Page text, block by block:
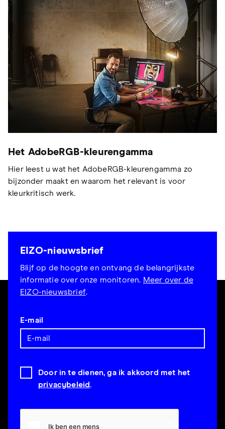
Het AdobeRGB-kleurengamma
Hier leest u wat het AdobeRGB-kleurengamma zo
bijzonder maakt en waarom het relevant is voor
kleurkritisch werk.
EIZO-nieuwsbrief
Blijf op de hoogte en ontvang de belangrijkste
informatie over onze monitoren. Meer over de
EIZO-nieuwsbrief.
E-mail
Door in te dienen, ga ik akkoord met het
privacybeleid.